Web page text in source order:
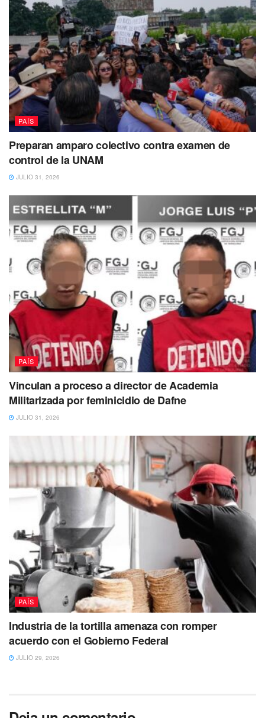
Aseguró quepor tal motivo se llevó a cabo la puesta a
disposición de Ángel “N” ante el Ministerio Público de
la Fiscalía General de la República,con sede Texcoco,
donde se abrió la carpeta de investigación con el NUC:
FED/MEX/NEZA/0003391/2023 para determinar su
situación jurídica, mientras que el felino fue llevado al
zoológico de Los Reyes, La Paz.
Cerqueda Rebollo subrayó que es importante
mencionar que los tigres de bengala son una especie
en 2022 por la Unión Internacional por la Conservación
de la Naturaleza(UICN) en su llamada“Lista Roja”,los
felinos que se caracterizan
por ser los más grandes del
mundo,son una especie“amenazada” y con una
“población decreciente”, ya que se calcula queexisten
entre dos mil 600 y menos de cuatro mil ejemplaresde
todas las especies de tigres en el mundo.
Con información de Excélsior
Puedes volver a Leer
PAÍS
Preparan amparo colectivo contra examen de
control de la UNAM
JULIO 31, 2026
PAÍS
Vinculan a proceso a director de Academia
Militarizada por feminicidio de Dafne
JULIO 31, 2026
PAÍS
Industria de la tortilla amenaza con romper
acuerdo con el Gobierno Federal
JULIO 29, 2026